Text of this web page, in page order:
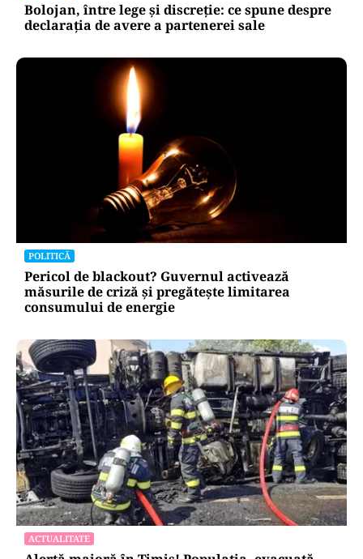
Bolojan, între lege și discreție: ce spune despre
declarația de avere a partenerei sale
POLITICĂ
Pericol de blackout? Guvernul activează
măsurile de criză și pregătește limitarea
consumului de energie
ACTUALITATE